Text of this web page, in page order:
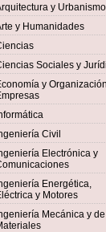
y Urbanismo
y Humanidades
Sociales y
y
Civil
Electrónica y
Energética,
y Motores
Mecánica y de